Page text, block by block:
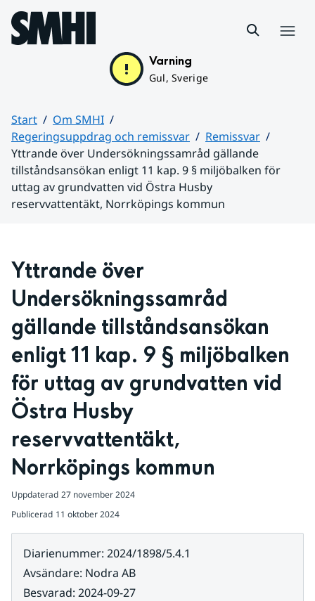
Hoppa till sidans innehåll
Varning
Gul, Sverige
Start
Om SMHI
Regeringsuppdrag och remissvar
Remissvar
Yttrande över Undersökningssamråd gällande
tillståndsansökan enligt 11 kap. 9 § miljöbalken för
uttag av grundvatten vid Östra Husby
reservvattentäkt, Norrköpings kommun
Yttrande över
Undersökningssamråd
gällande tillståndsansökan
enligt 11 kap. 9 § miljöbalken
för uttag av grundvatten vid
Östra Husby
reservvattentäkt,
Norrköpings kommun
Uppdaterad 27 november 2024
Publicerad 11 oktober 2024
Diarienummer: 2024/1898/5.4.1
Avsändare: Nodra AB
Besvarad: 2024-09-27